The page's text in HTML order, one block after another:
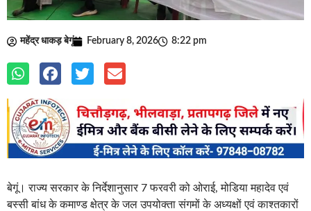
महेंद्र धाकड़ बेगूं February 8, 2026 8:22 pm
बेगूं। राज्य सरकार के निर्देशानुसार 7 फरवरी को ओराई, मोडिया महादेव एवं
बस्सी बांध के कमाण्ड क्षेत्र के जल उपयोक्ता संगमों के अध्यक्षों एवं काश्तकारों